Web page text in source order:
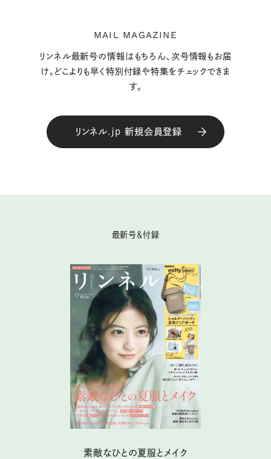
MAIL MAGAZINE
リンネル最新号の情報はもちろん、次号情報もお届
け。どこよりも早く特別付録や特集をチェックできま
す。
リンネル.jp 新規会員登録
最新号＆付録
素敵なひとの夏服とメイク